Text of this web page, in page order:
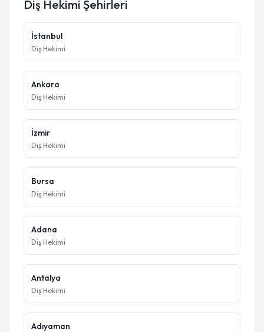
Diş Hekimi Şehirleri
İstanbul
Diş Hekimi
Ankara
Diş Hekimi
İzmir
Diş Hekimi
Bursa
Diş Hekimi
Adana
Diş Hekimi
Antalya
Diş Hekimi
Adıyaman